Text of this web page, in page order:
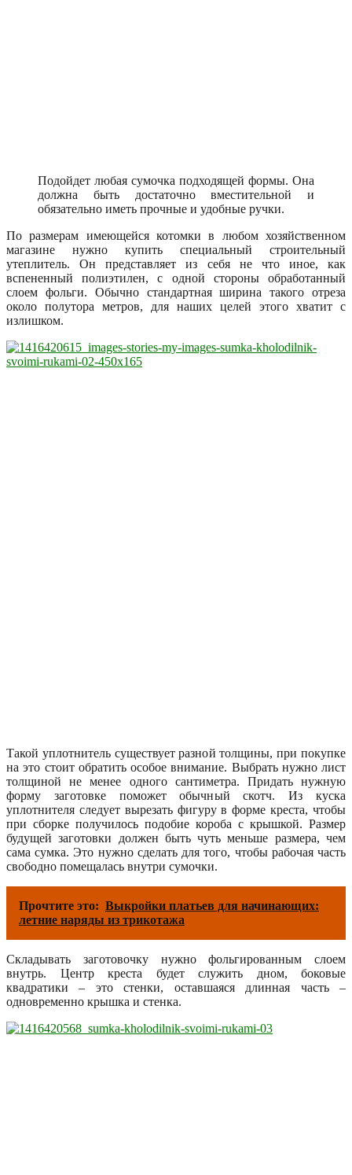
Подойдет любая сумочка подходящей формы. Она
должна быть достаточно вместительной и
обязательно иметь прочные и удобные ручки.
По размерам имеющейся котомки в любом хозяйственном
магазине нужно купить специальный строительный
утеплитель. Он представляет из себя не что иное, как
вспененный полиэтилен, с одной стороны обработанный
слоем фольги. Обычно стандартная ширина такого отреза
около полутора метров, для наших целей этого хватит с
излишком.
Такой уплотнитель существует разной толщины, при покупке
на это стоит обратить особое внимание. Выбрать нужно лист
толщиной не менее одного сантиметра. Придать нужную
форму заготовке поможет обычный скотч. Из куска
уплотнителя следует вырезать фигуру в форме креста, чтобы
при сборке получилось подобие короба с крышкой. Размер
будущей заготовки должен быть чуть меньше размера, чем
сама сумка. Это нужно сделать для того, чтобы рабочая часть
свободно помещалась внутри сумочки.
Прочтите это: Выкройки платьев для начинающих:
летние наряды из трикотажа
Складывать заготовочку нужно фольгированным слоем
внутрь. Центр креста будет служить дном, боковые
квадратики – это стенки, оставшаяся длинная часть –
одновременно крышка и стенка.